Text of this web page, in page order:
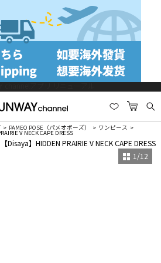
PAMEO POSE（パメオポーズ） ワンピース
V NECK CAPE DRESS
1 /12